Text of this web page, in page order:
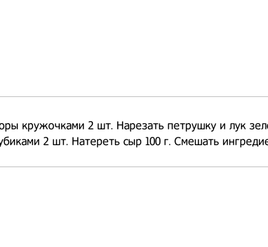
кружочками 2 шт. Нарезать петрушку и лук
2 шт. Натереть сыр 100 г. Смешать